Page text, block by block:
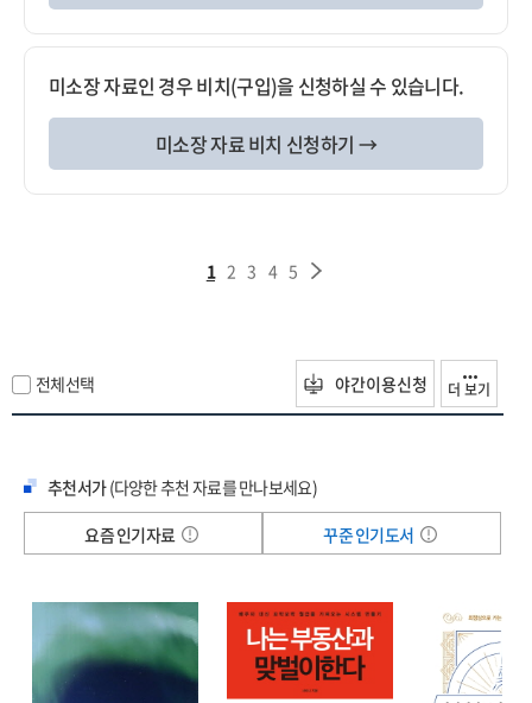
미소장 자료인 경우 비치(구입)을 신청하실 수 있습니다.
미소장 자료 비치 신청하기 →
1 2 3 4 5
전체선택 야간이용신청 더 보기
추천서가(다양한 추천 자료를 만나보세요)
요즘 인기자료
꾸준 인기도서